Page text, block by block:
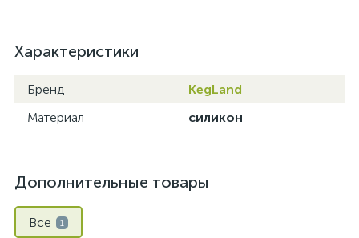
Характеристики
Бренд
KegLand
Материал
силикон
Дополнительные товары
Все 1